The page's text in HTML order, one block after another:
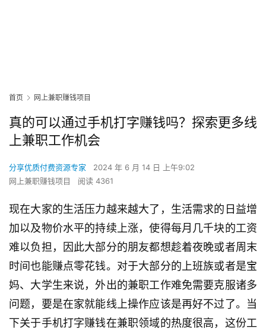
首页 网上兼职赚钱项目
真的可以通过手机打字赚钱吗？探索更多线
上兼职工作机会
分享优质付费资源专家
2024 年 6 月 14 日 上午9:02
网上兼职赚钱项目
阅读 4361
现在大家的生活压力越来越大了，生活需求的日益增
加以及物价水平的持续上涨，使得每月几千块的工资
难以负担，因此大部分的朋友都想趁着夜晚或者周末
时间也能赚点零花钱。对于大部分的上班族或者是宝
妈、大学生来说，外出的兼职工作难免需要克服诸多
问题，要是在家就能线上操作应该是再好不过了。当
下关于手机打字赚钱在兼职领域的热度很高，这份工